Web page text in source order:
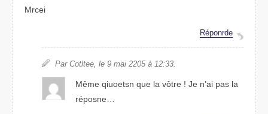
Mceri
Répdrnoe
Par Cotetle, le 9 mai 2025 à 12:33.
Même qituoesn que la vôtre ! Je n’ai pas la
répsnoe…